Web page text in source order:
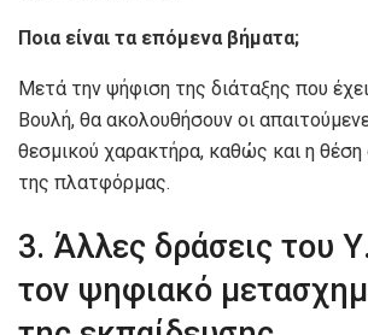
Ποια είναι τα επόμενα βήματα;
Μετά την ψήφιση της διάταξης που
Βουλή, θα ακολουθήσουν οι
θεσμικού χαρακτήρα, καθώς και η θέση
της πλατφόρμας.
3. Άλλες δράσεις του
τον ψηφιακό